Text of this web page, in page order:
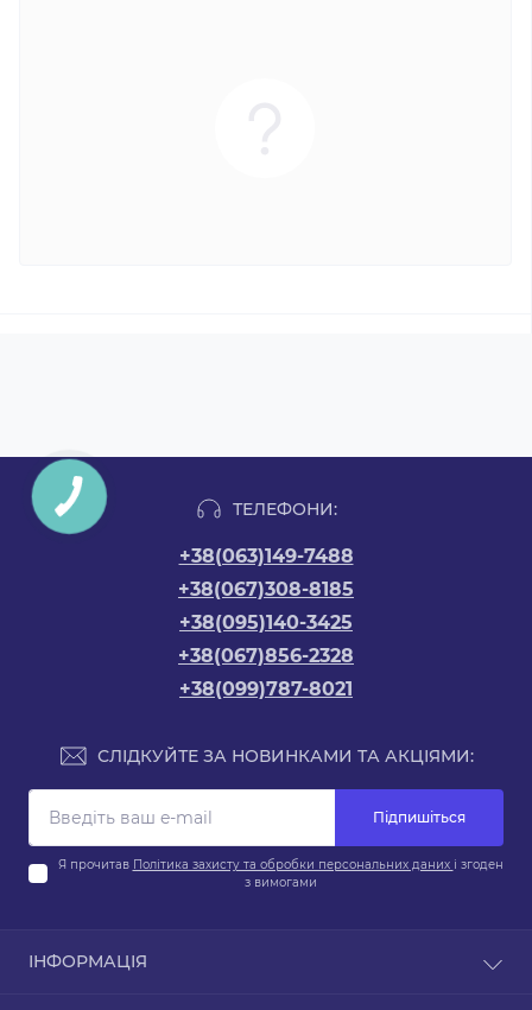
ТЕЛЕФОНИ:
+38(063)149-7488
+38(067)308-8185
+38(095)140-3425
+38(067)856-2328
+38(099)787-8021
СЛІДКУЙТЕ ЗА НОВИНКАМИ ТА АКЦІЯМИ:
Підпишіться
Я прочитав Політика захисту та обробки персональних даних і згоден
з вимогами
ІНФОРМАЦІЯ